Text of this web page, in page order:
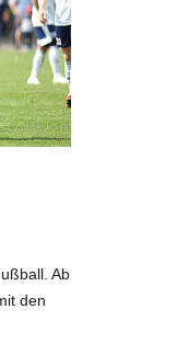
Ab
den